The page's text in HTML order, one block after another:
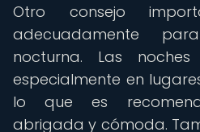
Otro consejo
adecuadamente
nocturna. Las
especialmente en
lo que es
abrigada y cómoda.